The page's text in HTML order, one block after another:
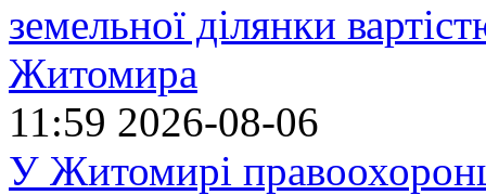
земельної ділянки
Житомира
11:59 2026-08-06
У Житомирі